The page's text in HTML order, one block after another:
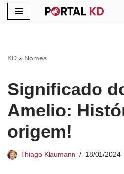
conteúdo
KD » Nomes
Significado
Amelio:
origem!
Thiago Klaumann 18/01/2024